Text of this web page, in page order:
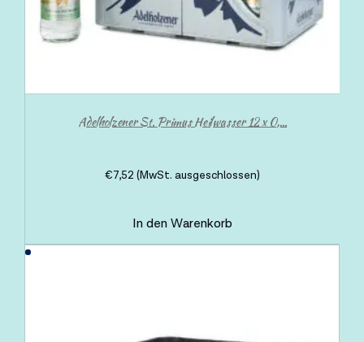
Adelholzener St. Primus Heilwasser 12 x 0,...
€7,52 (MwSt. ausgeschlossen)
In den Warenkorb